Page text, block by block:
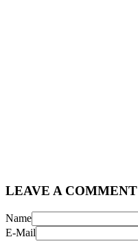
LEAVE A COMMENT
Name
E-Mail